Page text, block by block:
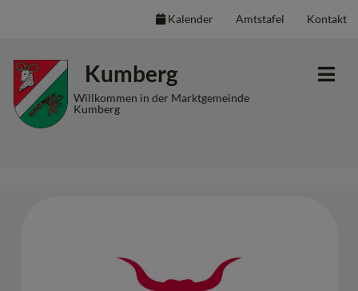
Accesskey
1)
Accesskey
2)
Accesskey
3)
Kalender Amtstafel Kontakt
Kumberg
Willkommen in der Marktgemeinde
Kumberg